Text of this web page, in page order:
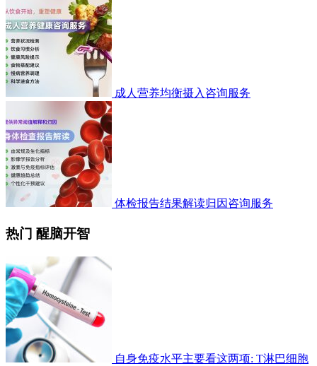
成人营养均衡摄入咨询服务
体检报告结果解读归因咨询服务
热门 醒脑开智
自身免疫水平主要看这两项: T淋巴细胞